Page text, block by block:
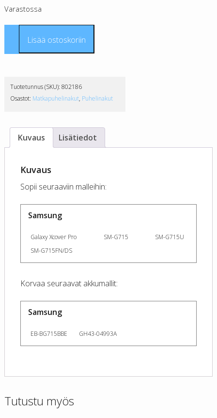
Varastossa
Samsung
CS
määrä
Lisää ostoskoriin
Tuotetunnus (SKU): 802186
Osastot: Matkapuhelinakut, Puhelinakut
Kuvaus Lisätiedot
Kuvaus
Sopii seuraaviin malleihin:
Samsung
Galaxy Xcover Pro SM-G715
SM-G715U
SM-G715FN/DS
Korvaa seuraavat akkumallit:
Samsung
EB-BG715BBE GH43-04993A
Tutustu myös